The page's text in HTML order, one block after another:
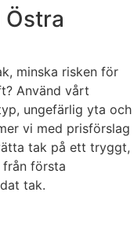
minska risken för
Använd vårt
ungefärlig yta och
vi med prisförslag
tak på ett tryggt,
första
tak.